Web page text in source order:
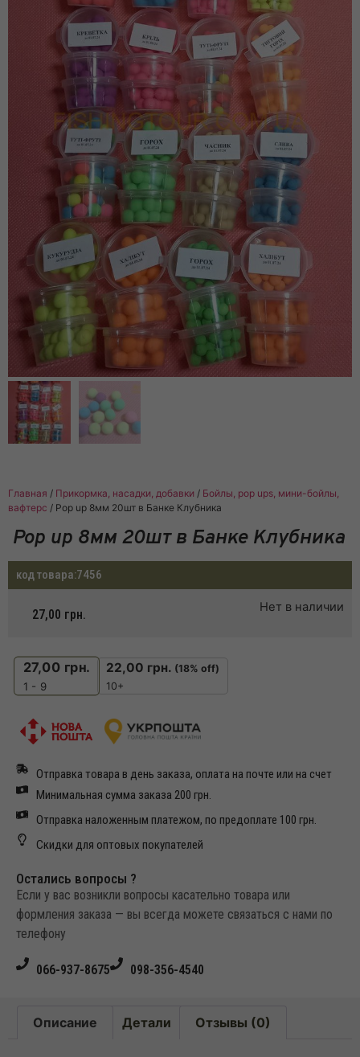
Главная / Прикормка, насадки, добавки / Бойлы, pop ups, мини-бойлы,
вафтерс / Pop up 8мм 20шт в Банке Клубника
Pop up 8мм 20шт в Банке Клубника
код товара:7456
27,00 грн. Нет в наличии
27,00 грн.
1 - 9
22,00 грн. (18% off)
10+
Отправка товара в день заказа, оплата на почте или на счет
Минимальная сумма заказа 200 грн.
Отправка наложенным платежом, по предоплате 100 грн.
Скидки для оптовых покупателей
Остались вопросы ?
Если у вас возникли вопросы касательно товара или
формления заказа — вы всегда можете связаться с нами по
телефону
066-937-8675 098-356-4540
Описание Детали Отзывы (0)